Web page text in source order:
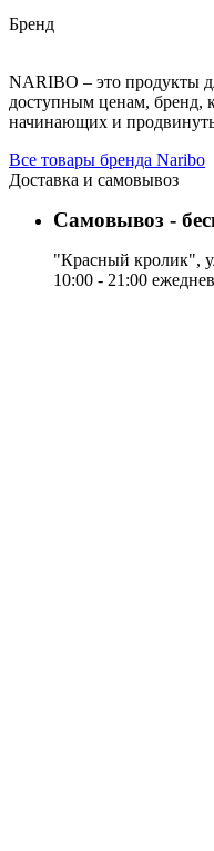
Бренд
NARIBO – это продукты
доступным ценам, бренд,
начинающих и
Все товары бренда Naribo
Доставка и самовывоз
Самовывоз -
"Красный кролик",
10:00 - 21:00